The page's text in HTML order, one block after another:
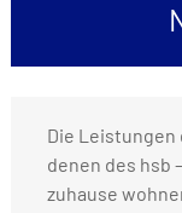
Die Leistungen
denen des hsb
zuhause